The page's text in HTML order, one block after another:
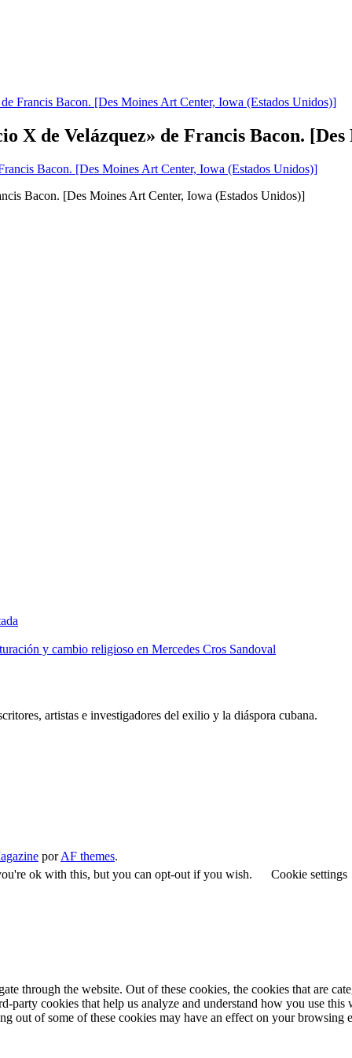
Francis Bacon. [Des Moines Art Center, Iowa (Estados Unidos)]
X de Velázquez» de Francis Bacon.
Bacon. [Des Moines Art Center, Iowa (Estados Unidos)]
y cambio religioso en Mercedes Cros Sandoval
artistas e investigadores del exilio y la diáspora cubana.
porAF themes.
ok with this, but you can opt-out if you wish.
Cookie settings
through the website. Out of these cookies, the cookies that are
party cookies that help us analyze and understand how you use
out of some of these cookies may have an effect on your browsing